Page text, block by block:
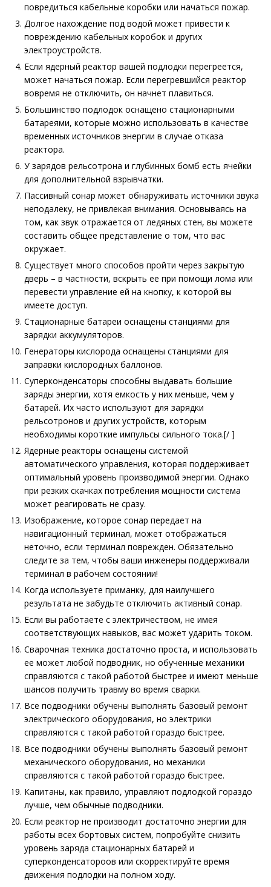
повредиться кабельные коробки или начаться пожар.
Долгое нахождение под водой может привести к
повреждению кабельных коробок и других
электроустройств.
Если ядерный реактор вашей подлодки перегреется,
может начаться пожар. Если перегревшийся реактор
вовремя не отключить, он начнет плавиться.
Большинство подлодок оснащено стационарными
батареями, которые можно использовать в качестве
временных источников энергии в случае отказа
реактора.
У зарядов рельсотрона и глубинных бомб есть ячейки
для дополнительной взрывчатки.
Пассивный сонар может обнаруживать источники звука
неподалеку, не привлекая внимания. Основываясь на
том, как звук отражается от ледяных стен, вы можете
составить общее представление о том, что вас
окружает.
Существует много способов пройти через закрытую
дверь – в частности, вскрыть ее при помощи лома или
перевести управление ей на кнопку, к которой вы
имеете доступ.
Стационарные батареи оснащены станциями для
зарядки аккумуляторов.
Генераторы кислорода оснащены станциями для
заправки кислородных баллонов.
Суперконденсаторы способны выдавать большие
заряды энергии, хотя емкость у них меньше, чем у
батарей. Их часто используют для зарядки
рельсотронов и других устройств, которым
необходимы короткие импульсы сильного тока.[/ ]
Ядерные реакторы оснащены системой
автоматического управления, которая поддерживает
оптимальный уровень производимой энергии. Однако
при резких скачках потребления мощности система
может реагировать не сразу.
Изображение, которое сонар передает на
навигационный терминал, может отображаться
неточно, если терминал поврежден. Обязательно
следите за тем, чтобы ваши инженеры поддерживали
терминал в рабочем состоянии!
Когда используете приманку, для наилучшего
результата не забудьте отключить активный сонар.
Если вы работаете с электричеством, не имея
соответствующих навыков, вас может ударить током.
Сварочная техника достаточно проста, и использовать
ее может любой подводник, но обученные механики
справляются с такой работой быстрее и имеют меньше
шансов получить травму во время сварки.
Все подводники обучены выполнять базовый ремонт
электрического оборудования, но электрики
справляются с такой работой гораздо быстрее.
Все подводники обучены выполнять базовый ремонт
механического оборудования, но механики
справляются с такой работой гораздо быстрее.
Капитаны, как правило, управляют подлодкой гораздо
лучше, чем обычные подводники.
Если реактор не производит достаточно энергии для
работы всех бортовых систем, попробуйте снизить
уровень заряда стационарных батарей и
суперконденсатороов или скорректируйте время
движения подлодки на полном ходу.